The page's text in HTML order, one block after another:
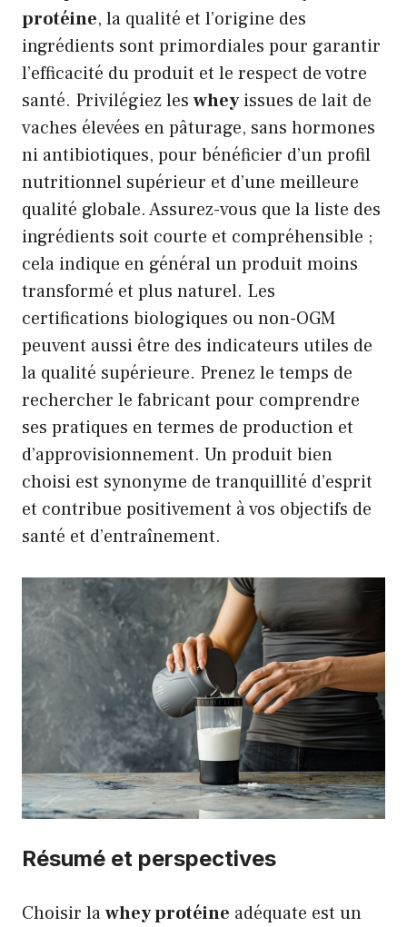
protéine, la qualité et l’origine des
ingrédients sont primordiales pour garantir
l’efficacité du produit et le respect de votre
santé. Privilégiez les wheyissues de lait de
vaches élevées en pâturage, sans hormones
ni antibiotiques, pour bénéficier d’un profil
nutritionnel supérieur et d’une meilleure
qualité globale. Assurez-vous que la liste des
ingrédients soit courte et compréhensible ;
cela indique en général un produit moins
transformé et plus naturel. Les
certifications biologiques ou non-OGM
peuvent aussi être des indicateurs utiles de
la qualité supérieure. Prenez le temps de
rechercher le fabricant pour comprendre
ses pratiques en termes de production et
d’approvisionnement. Un produit bien
choisi est synonyme de tranquillité d’esprit
et contribue positivement à vos objectifs de
santé et d’entraînement.
Résumé et perspectives
Choisir lawhey protéine adéquate est un